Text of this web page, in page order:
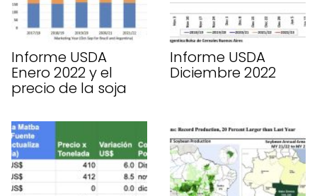
Informe USDA
Enero 2022 y el
precio de la soja
Informe USDA
Diciembre 2022